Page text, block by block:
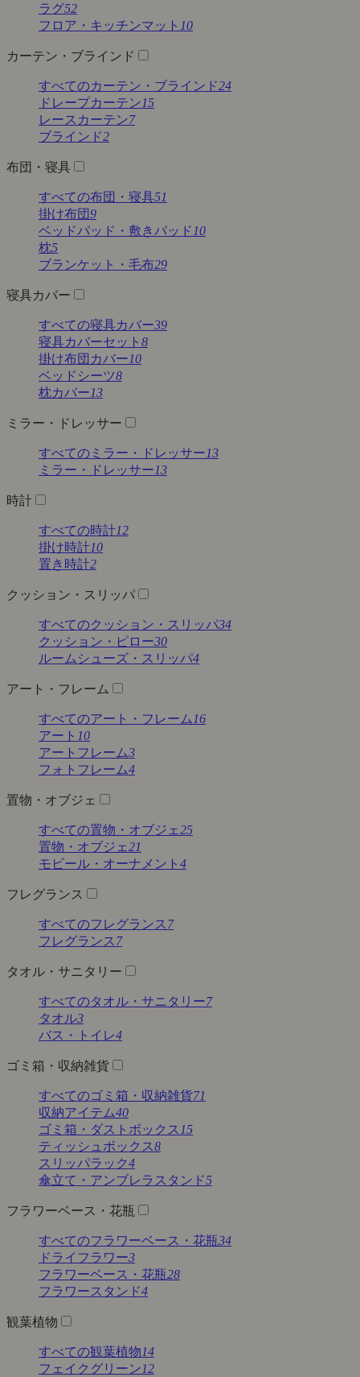
ラグ52
フロア・キッチンマット 10
カーテン・ブラインド
すべてのカーテン・ブラインド24
ドレープカーテン15
レースカーテン7
ブラインド2
布団・寝具
すべての布団・寝具51
掛け布団9
ベッドパッド・敷きパッド 10
枕5
ブランケット・毛布29
寝具カバー
すべての寝具カバー39
寝具カバーセット 8
掛け布団カバー10
ベッドシーツ8
枕カバー13
ミラー・ドレッサー
すべてのミラー・ドレッサー13
ミラー・ドレッサー13
時計
すべての時計12
掛け時計10
置き時計2
クッション・スリッパ
すべてのクッション・スリッパ34
クッション・ピロー30
ルームシューズ・スリッパ4
アート・フレーム
すべてのアート・フレーム 16
アート 10
アートフレーム3
フォトフレーム4
置物・オブジェ
すべての置物・オブジェ25
置物・オブジェ21
モビール・オーナメント 4
フレグランス
すべてのフレグランス 7
フレグランス 7
タオル・サニタリー
すべてのタオル・サニタリー7
タオル3
バス・トイレ4
ゴミ箱・収納雑貨
すべてのゴミ箱・収納雑貨71
収納アイテム40
ゴミ箱・ダストボックス 15
ティッシュボックス8
スリッパラック4
傘立て・アンブレラスタンド5
フラワーベース・花瓶
すべてのフラワーベース・花瓶34
ドライフラワー3
フラワーベース・花瓶28
フラワースタンド4
観葉植物
すべての観葉植物14
フェイクグリーン12